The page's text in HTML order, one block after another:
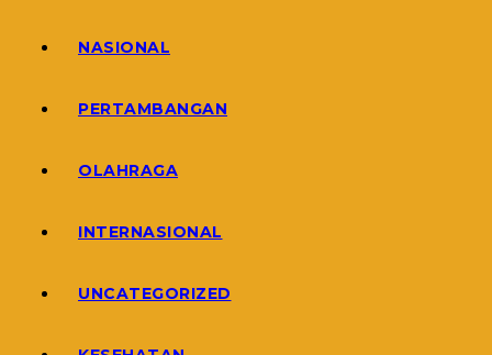
NASIONAL
PERTAMBANGAN
OLAHRAGA
INTERNASIONAL
UNCATEGORIZED